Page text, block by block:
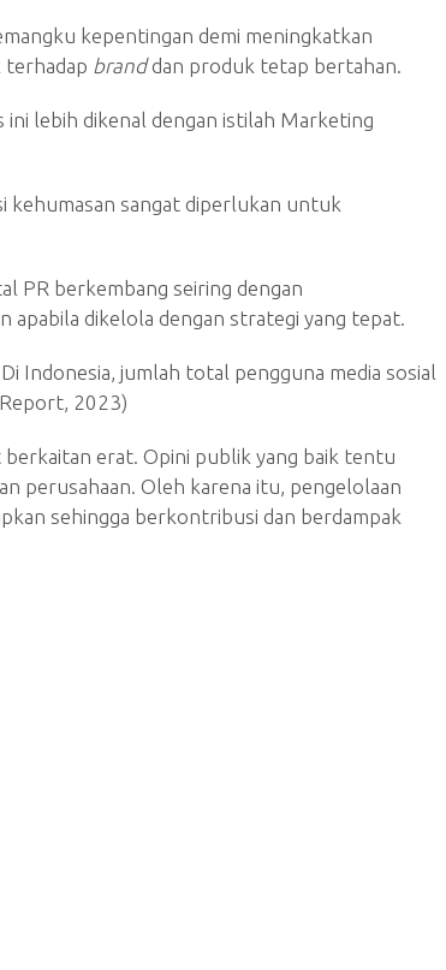
kepentingan demi meningkatkan
terhadap branddan produk tetap bertahan.
lebih dikenal dengan istilah Marketing
kehumasan sangat diperlukan untuk
PR berkembang seiring dengan
apabila dikelola dengan strategi yang tepat.
Indonesia, jumlah total pengguna media sosial
2023)
erat. Opini publik yang baik tentu
perusahaan. Oleh karena itu, pengelolaan
sehingga berkontribusi dan berdampak